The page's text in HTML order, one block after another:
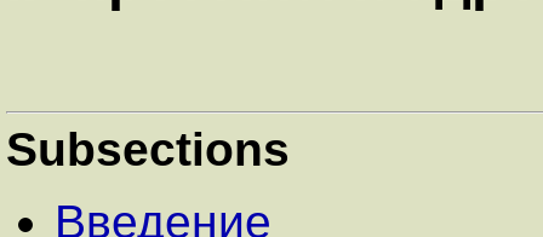
Subsections
Введение